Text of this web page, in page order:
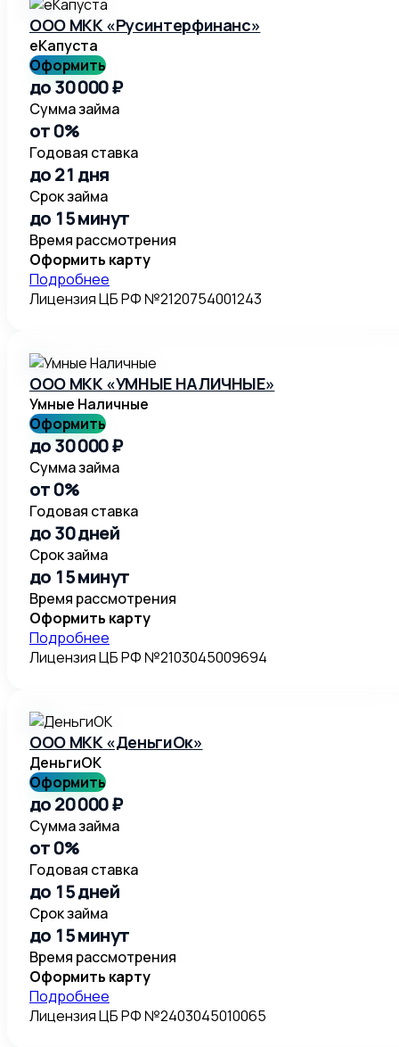
ООО МКК «Русинтерфинанс»
еКапуста
Оформить
до 30 000 ₽
Сумма займа
от 0%
Годовая ставка
до 21 дня
Срок займа
до 15 минут
Время рассмотрения
Оформить карту
Подробнее
Лицензия ЦБ РФ №2120754001243
ООО МКК «УМНЫЕ НАЛИЧНЫЕ»
Умные Наличные
Оформить
до 30 000 ₽
Сумма займа
от 0%
Годовая ставка
до 30 дней
Срок займа
до 15 минут
Время рассмотрения
Оформить карту
Подробнее
Лицензия ЦБ РФ №2103045009694
ООО МКК «ДеньгиОк»
ДеньгиОК
Оформить
до 20 000 ₽
Сумма займа
от 0%
Годовая ставка
до 15 дней
Срок займа
до 15 минут
Время рассмотрения
Оформить карту
Подробнее
Лицензия ЦБ РФ №2403045010065